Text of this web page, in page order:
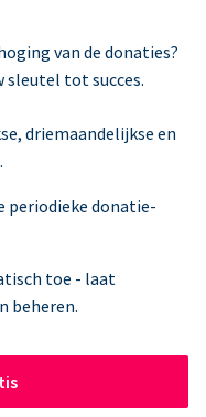
van de donaties?
sleutel tot succes.
driemaandelijkse en
periodieke donatie-
toe - laat
beheren.